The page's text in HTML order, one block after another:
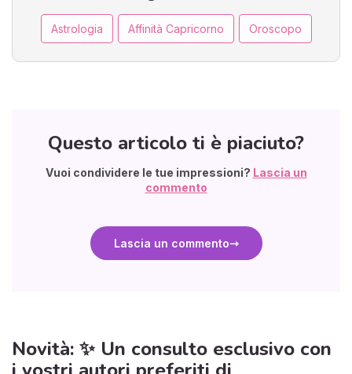
Astrologia Affinità Capricorno Oroscopo
Questo articolo ti è piaciuto?
Vuoi condividere le tue impressioni? Lascia un
commento
Lascia un commento
Novità: ✨ Un consulto esclusivo con